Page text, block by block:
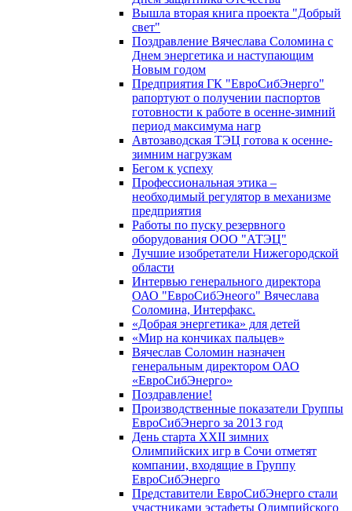
Вышла вторая книга проекта "Добрый
свет"
Поздравление Вячеслава Соломина с
Днем энергетика и наступающим
Новым годом
Предприятия ГК "ЕвроСибЭнерго"
рапортуют о получении паспортов
готовности к работе в осенне-зимний
период максимума нагр
Автозаводская ТЭЦ готова к осенне-
зимним нагрузкам
Бегом к успеху
Профессиональная этика –
необходимый регулятор в механизме
предприятия
Работы по пуску резервного
оборудования ООО "АТЭЦ"
Лучшие изобретатели Нижегородской
области
Интервью генерального директора
ОАО "ЕвроСибЭнеого" Вячеслава
Соломина, Интерфакс.
«Добрая энергетика» для детей
«Мир на кончиках пальцев»
Вячеслав Соломин назначен
генеральным директором ОАО
«ЕвроСибЭнерго»
Поздравление!
Производственные показатели Группы
ЕвроСибЭнерго за 2013 год
День старта XXII зимних
Олимпийских игр в Сочи отметят
компании, входящие в Группу
ЕвроСибЭнерго
Представители ЕвроСибЭнерго стали
участниками эстафеты Олимпийского